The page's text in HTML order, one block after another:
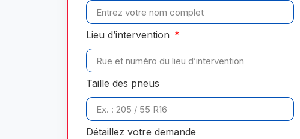
Lieu d’intervention
Taille des pneus
Détaillez votre demande